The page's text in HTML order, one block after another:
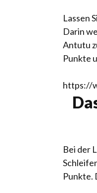
Lassen
Darin
Antutu
Punkte
https://
Bei der
Punkte.